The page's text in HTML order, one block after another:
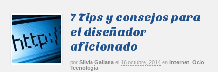
7 Tips y consejos para
el diseñador
aficionado
por Silvia Galiana el 16 octubre, 2014 en Internet ,Ocio
Tecnología